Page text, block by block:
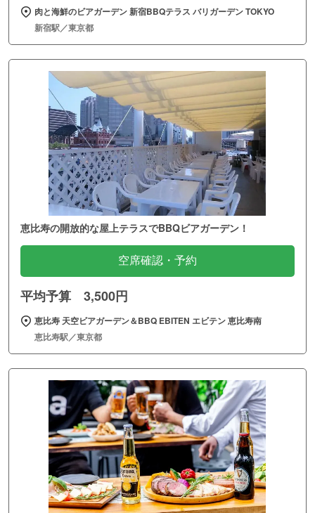
肉と海鮮のビアガーデン 新宿BBQテラス バリガーデン TOKYO
新宿駅／東京都
恵比寿の開放的な屋上テラスでBBQビアガーデン！
空席確認・予約
平均予算 3,500円
恵比寿 天空ビアガーデン＆BBQ EBITEN エビテン 恵比寿南
恵比寿駅／東京都